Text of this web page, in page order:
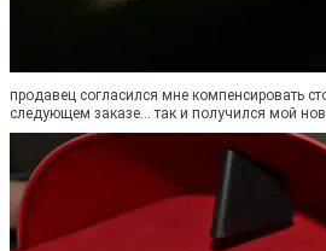
продавец согласился мне компенсировать
следующем заказе... так и получился мой